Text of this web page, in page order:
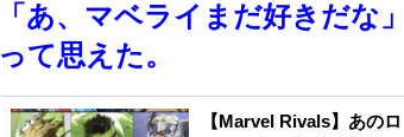
「あ、マベライまだ好きだな」
って思えた。
【Marvel Rivals】あのロ